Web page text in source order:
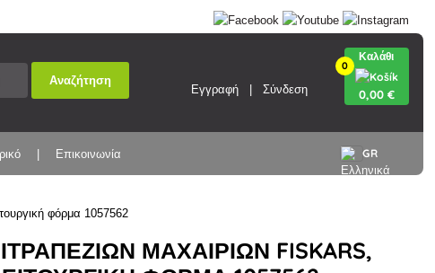
Αναζήτηση
Εγγραφή Σύνδεση
0
Καλάθι
0,00 €
GR
Επικοινωνία
φόρμα 1057562
ΜΑΧΑΙΡΙΏΝ FISKARS,